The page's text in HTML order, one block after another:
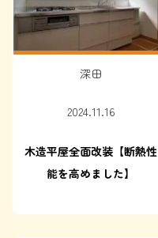
深田
2024.11.16
木造平屋全面改装【断熱性
能を高めました】